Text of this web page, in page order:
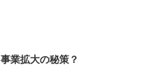
事業拡大の秘策？